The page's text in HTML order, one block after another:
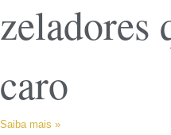
zeladores
caro
Saiba mais »